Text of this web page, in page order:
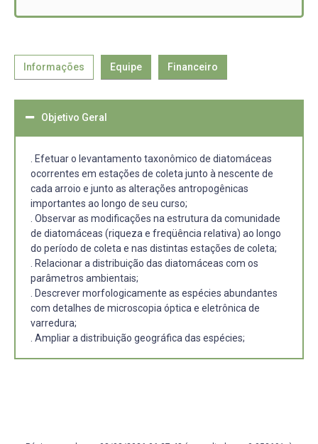
Informações Equipe Financeiro
Objetivo Geral
. Efetuar o levantamento taxonômico de diatomáceas
ocorrentes em estações de coleta junto à nescente de
cada arroio e junto as alterações antropogênicas
importantes ao longo de seu curso;
. Observar as modificações na estrutura da comunidade
de diatomáceas (riqueza e freqüência relativa) ao longo
do período de coleta e nas distintas estações de coleta;
. Relacionar a distribuição das diatomáceas com os
parâmetros ambientais;
. Descrever morfologicamente as espécies abundantes
com detalhes de microscopia óptica e eletrônica de
varredura;
. Ampliar a distribuição geográfica das espécies;